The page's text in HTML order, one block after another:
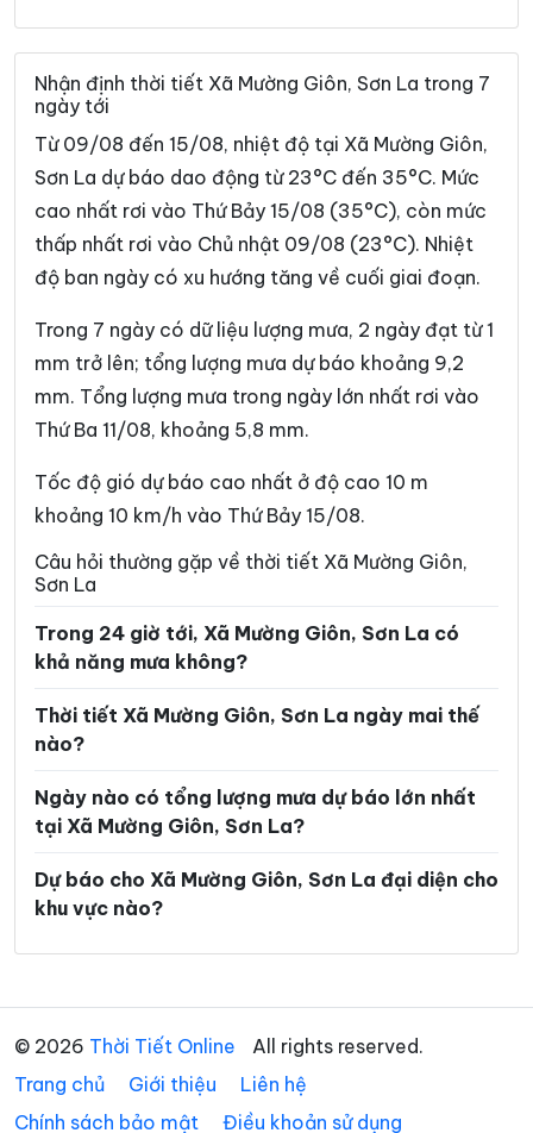
Xã Đoàn Kết Xã Gia Phù
Xã Huổi Một Xã Kim Bon
Xã Long Hẹ
Xã Lóng Sập Xã Mai Sơn
Xã Muổi Nọi Xã Mường Bám
Xã Mường Bang Xã Mường Bú
Xã Mường Cơi Xã Mường É
Xã Mường Hung Xã Mường Khiêng
Xã Mường La
Xã Mường Lạn Xã Mường Lèo
Xã Nậm Ty
Xã Pắc Ngà Xã Phiêng Cằm
Xã Phiêng Khoài
Xã Phù Yên Xã Púng Bánh
Xã Quỳnh Nhai Xã Song Khủa
Xã Sông Mã Xã Sốp Cộp
Xã Tạ Khoa
Xã Tân Phong Xã Tân Yên
Xã Thuận Châu Xã Tô Múa
Xã Tường Hạ Xã Vân Hồ
Xã Xím Vàng Xã Xuân Nha
Nhận định thời tiết Xã Mường Giôn, Sơn La trong 7
ngày tới
Từ 09/08 đến 15/08, nhiệt độ tại Xã Mường Giôn,
Sơn La dự báo dao động từ 23°C đến 35°C. Mức
cao nhất rơi vào Thứ Bảy 15/08 (35°C), còn mức
thấp nhất rơi vào Chủ nhật 09/08 (23°C). Nhiệt
độ ban ngày có xu hướng tăng về cuối giai đoạn.
Trong 7 ngày có dữ liệu lượng mưa, 2 ngày đạt từ 1
mm trở lên; tổng lượng mưa dự báo khoảng 9,2
mm. Tổng lượng mưa trong ngày lớn nhất rơi vào
Thứ Ba 11/08, khoảng 5,8 mm.
Tốc độ gió dự báo cao nhất ở độ cao 10 m
khoảng 10 km/h vào Thứ Bảy 15/08.
Câu hỏi thường gặp về thời tiết Xã Mường Giôn,
Sơn La
Trong 24 giờ tới, Xã Mường Giôn, Sơn La có
khả năng mưa không?
Thời tiết Xã Mường Giôn, Sơn La ngày mai thế
nào?
Ngày nào có tổng lượng mưa dự báo lớn nhất
tại Xã Mường Giôn, Sơn La?
Dự báo cho Xã Mường Giôn, Sơn La đại diện cho
khu vực nào?
© 2026 Thời Tiết Online
All rights reserved.
Trang chủ
Giới thiệu
Liên hệ
Chính sách bảo mật
Điều khoản sử dụng